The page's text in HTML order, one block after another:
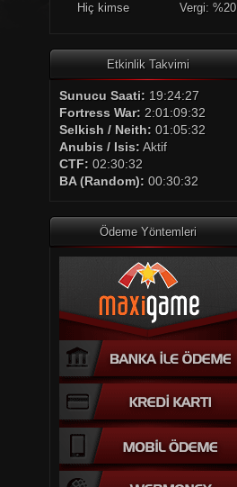
Hiç kimse Vergi: %20
Etkinlik Takvimi
Sunucu Saati: 19:24:27
Fortress War: 2:01:09:32
Selkish / Neith: 01:05:32
Anubis / Isis: Aktif
CTF: 02:30:32
BA (Random): 00:30:32
Ödeme Yöntemleri